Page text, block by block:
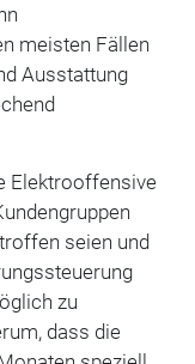
meisten Fällen
Ausstattung
Elektrooffensive
seien und
zu
dass die